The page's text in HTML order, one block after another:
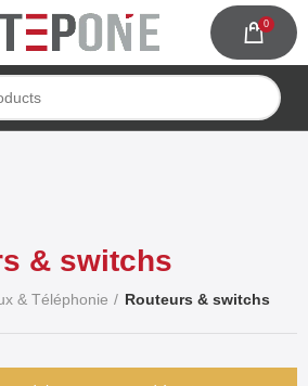
0
& switchs
& Téléphonie Routeurs & switchs